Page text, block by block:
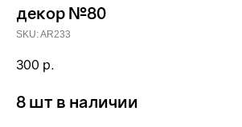
декор №80
SKU:AR233
300 р.
8 шт в наличии